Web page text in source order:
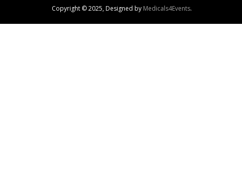
Copyright © 2025, Designed by Medicals4Events.